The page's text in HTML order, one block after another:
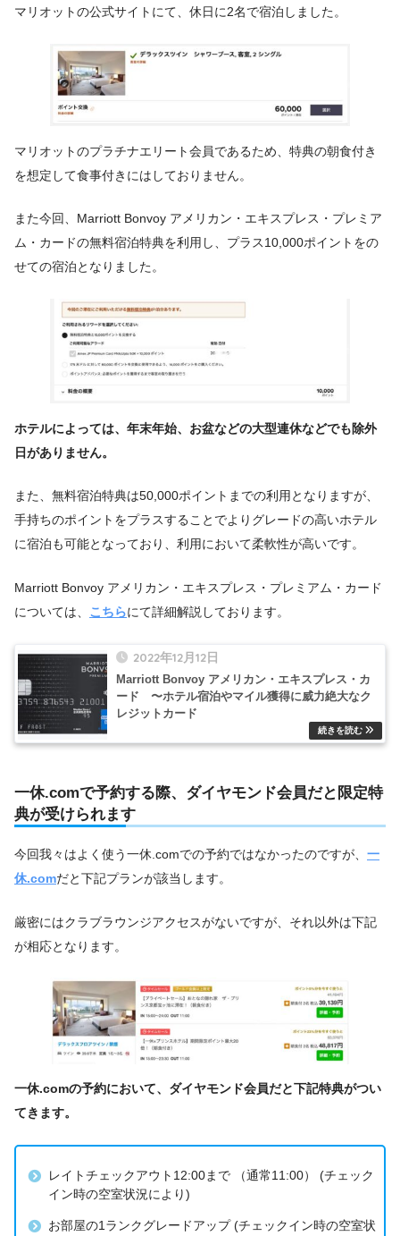
マリオットの公式サイトにて、休日に2名で宿泊しました。
マリオットのプラチナエリート会員であるため、特典の朝食付き
を想定して食事付きにはしておりません。
また今回、Marriott Bonvoy アメリカン・エキスプレス・プレミア
ム・カードの無料宿泊特典を利用し、プラス10,000ポイントをの
せての宿泊となりました。
ホテルによっては、年末年始、お盆などの大型連休などでも除外
日がありません。
また、無料宿泊特典は50,000ポイントまでの利用となりますが、
手持ちのポイントをプラスすることでよりグレードの高いホテル
に宿泊も可能となっており、利用において柔軟性が高いです。
Marriott Bonvoy アメリカン・エキスプレス・プレミアム・カード
については、 こちらにて詳細解説しております。
2022年12月12日
Marriott Bonvoy アメリカン・エキスプレス・カ
ード 〜ホテル宿泊やマイル獲得に威力絶大なク
レジットカード
一休.comで予約する際、ダイヤモンド会員だと限定特
典が受けられます
今回我々はよく使う一休.comでの予約ではなかったのですが、 一
休.comだと下記プランが該当します。
厳密にはクラブラウンジアクセスがないですが、それ以外は下記
が相応となります。
一休.comの予約において、ダイヤモンド会員だと下記特典がつい
てきます。
レイトチェックアウト12:00まで （通常11:00） (チェック
イン時の空室状況により)
お部屋の1ランクグレードアップ (チェックイン時の空室状